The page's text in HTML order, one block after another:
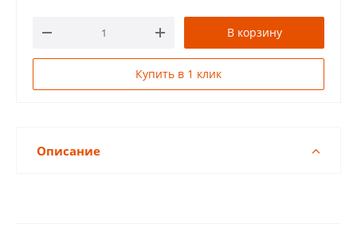
В корзину
Купить в 1 клик
Описание